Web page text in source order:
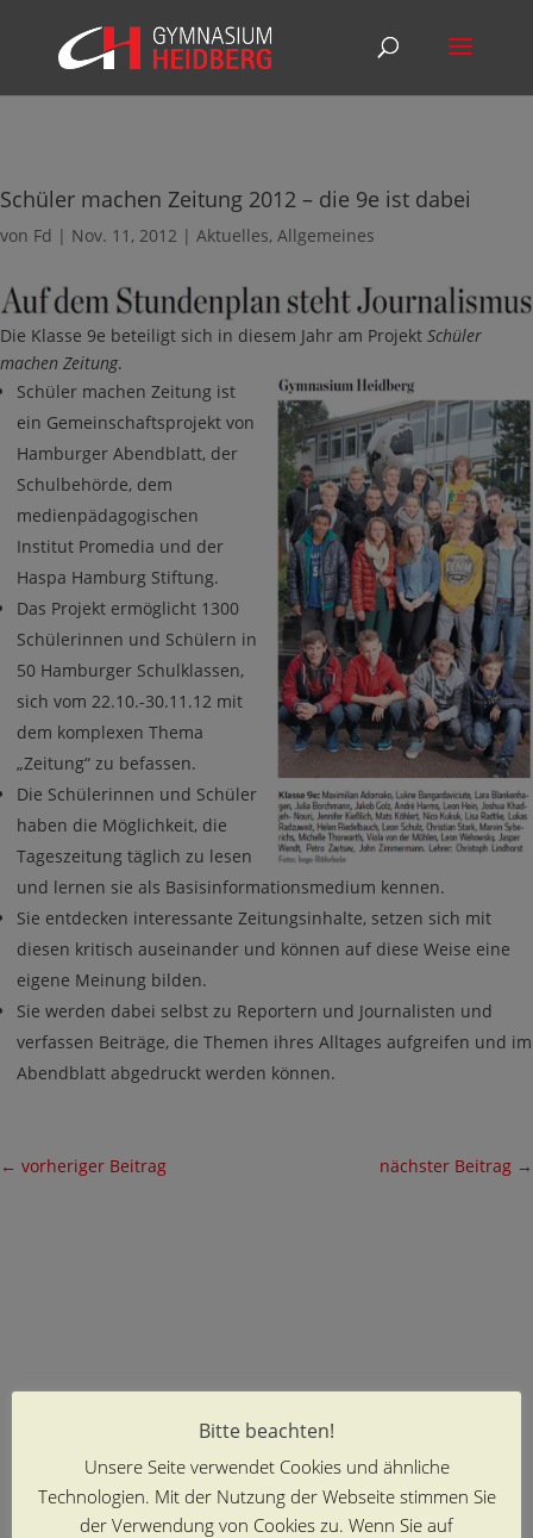
Schüler machen Zeitung 2012 – die 9e ist dabei
von Fd | Nov. 11, 2012 | Aktuelles, Allgemeines
Die Klasse 9e beteiligt sich in diesem Jahr am Projekt Schüler
machen Zeitung.
Schüler machen Zeitung ist
ein Gemeinschaftsprojekt von
Hamburger Abendblatt, der
Schulbehörde, dem
medienpädagogischen
Institut Promedia und der
Haspa Hamburg Stiftung.
Das Projekt ermöglicht 1300
Schülerinnen und Schülern in
50 Hamburger Schulklassen,
sich vom 22.10.-30.11.12 mit
dem komplexen Thema
„Zeitung“ zu befassen.
Die Schülerinnen und Schüler
haben die Möglichkeit, die
Tageszeitung täglich zu lesen
und lernen sie als Basisinformationsmedium kennen.
Sie entdecken interessante Zeitungsinhalte, setzen sich mit
diesen kritisch auseinander und können auf diese Weise eine
eigene Meinung bilden.
Sie werden dabei selbst zu Reportern und Journalisten und
verfassen Beiträge, die Themen ihres Alltages aufgreifen und im
Abendblatt abgedruckt werden können.
← vorheriger Beitrag nächster Beitrag →
Bitte beachten!
Unsere Seite verwendet Cookies und ähnliche
Technologien. Mit der Nutzung der Webseite stimmen Sie
der Verwendung von Cookies zu. Wenn Sie auf